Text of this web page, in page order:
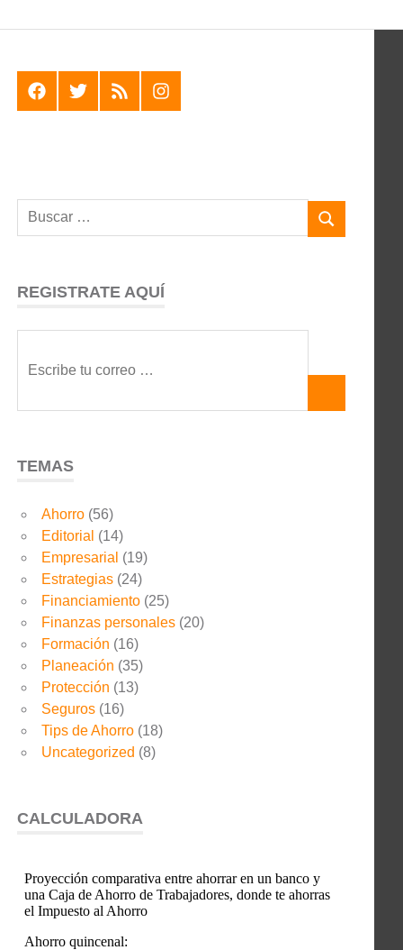
F T R I
REGISTRATE AQUÍ
TEMAS
Ahorro (56)
Editorial (14)
Empresarial (19)
Estrategias (24)
Financiamiento (25)
Finanzas personales (20)
Formación (16)
Planeación (35)
Protección (13)
Seguros (16)
Tips de Ahorro (18)
Uncategorized (8)
CALCULADORA